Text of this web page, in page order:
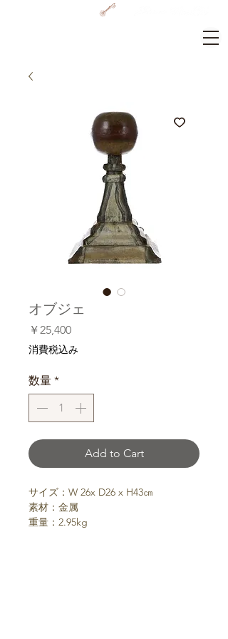
オブジェ
￥25,400価
格
消費税込み
数量 *
Add to Cart
サイズ：W 26x D26 x H43㎝
素材：金属
重量：2.95kg